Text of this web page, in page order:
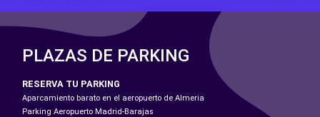
PLAZAS DE PARKING
RESERVA TU PARKING
Aparcamiento barato en el aeropuerto de Almeria
Parking Aeropuerto Madrid-Barajas